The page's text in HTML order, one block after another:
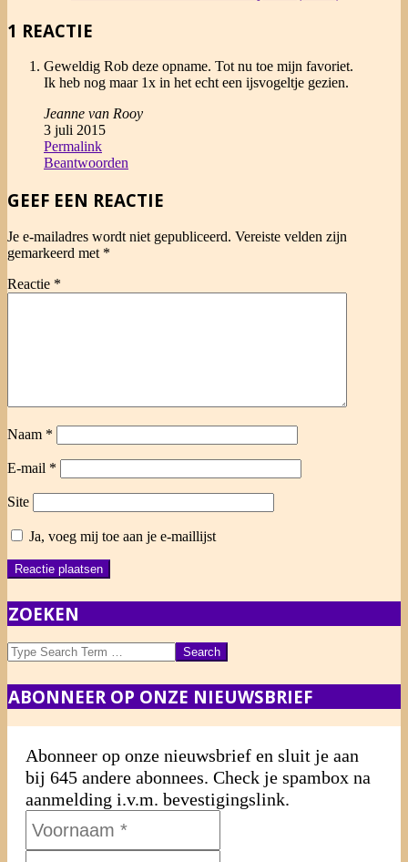
1 REACTIE
Geweldig Rob deze opname. Tot nu toe mijn favoriet.
Ik heb nog maar 1x in het echt een ijsvogeltje gezien.
Jeanne van Rooy
3 juli 2015
Permalink
Beantwoorden
GEEF EEN REACTIE
Je e-mailadres wordt niet gepubliceerd. Vereiste velden zijn
gemarkeerd met *
Reactie *
Naam *
E-mail *
Site
Ja, voeg mij toe aan je e-maillijst
ZOEKEN
Search
ABONNEER OP ONZE NIEUWSBRIEF
Abonneer op onze nieuwsbrief en sluit je aan
bij 645 andere abonnees. Check je spambox na
aanmelding i.v.m. bevestigingslink.